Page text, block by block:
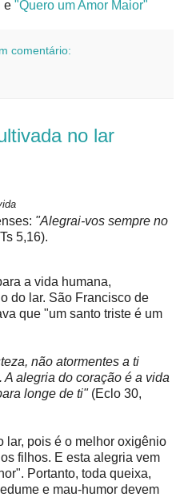
e "Quero um Amor Maior"
comentário:
no lar
"Alegrai-vos sempre no
5,16).
a vida humana,
do lar. São Francisco de
que "um santo triste é um
não atormentes a ti
alegria do coração é a vida
longe de ti"(Eclo 30,
lar, pois é o melhor oxigênio
filhos. E esta alegria vem
Portanto, toda queixa,
e mau-humor devem